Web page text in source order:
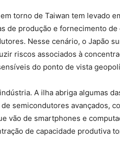
torno de Taiwan tem levado
de produção e fornecimento
Nesse cenário, o Japão
riscos associados à
do ponto de vista
A ilha abriga algumas
semicondutores avançados,
vão de smartphones e
de capacidade produtiva